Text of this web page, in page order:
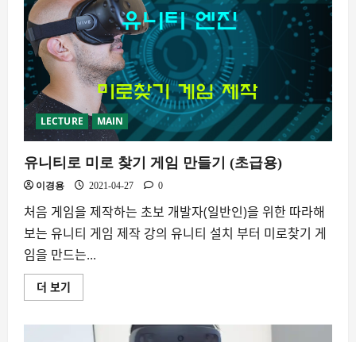
션
및
아
바
타
꾸
미
기
대
해
더
읽
보
LECTURE MAIN
유니티로 미로 찾기 게임 만들기 (초급용)
이경용 2021-04-27 0
처음 게임을 제작하는 초보 개발자(일반인)을 위한 따라해
보는 유니티 게임 제작 강의 유니티 설치 부터 미로찾기 게
임을 만드는...
더 보기